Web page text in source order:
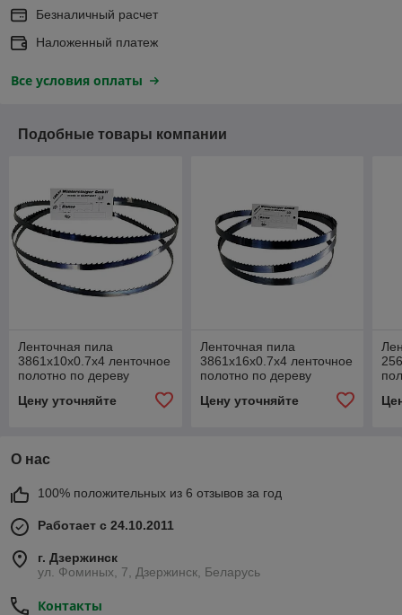
Безналичный расчет
Наложенный платеж
Все условия оплаты
Подобные товары компании
Ленточная пила
3861х10х0.7х4 ленточное
полотно по дереву
Цену уточняйте
Ленточная пила
3861х16х0.7х4 ленточное
полотно по дереву
Цену уточняйте
О нас
100% положительных из 6 отзывов за год
Работает с 24.10.2011
г. Дзержинск
ул. Фоминых, 7, Дзержинск, Беларусь
Контакты